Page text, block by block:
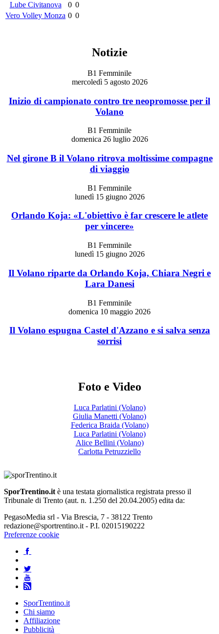
Lube Civitanova 0 0
Vero Volley Monza 0 0
Notizie
B1 Femminile
mercoledì 5 agosto 2026
Inizio di campionato contro tre neopromosse per il
Volano
B1 Femminile
domenica 26 luglio 2026
Nel girone B il Volano ritrova moltissime compagne
di viaggio
B1 Femminile
lunedì 15 giugno 2026
Orlando Koja: «L'obiettivo è far crescere le atlete
per vincere»
B1 Femminile
lunedì 15 giugno 2026
Il Volano riparte da Orlando Koja, Chiara Negri e
Lara Danesi
B1 Femminile
domenica 10 maggio 2026
Il Volano espugna Castel d'Azzano e si salva senza
sorrisi
Foto e Video
Luca Parlatini (Volano)
Giulia Manetti (Volano)
Federica Braida (Volano)
Luca Parlatini (Volano)
Alice Bellini (Volano)
Carlotta Petruzziello
SporTrentino.it è una testata giornalistica registrata presso il
Tribunale di Trento (aut. n. 1.250 del 20.04.2005) edita da:
PegasoMedia srl - Via Brescia, 7 - 38122 Trento
redazione@sportrentino.it - P.I. 02015190222
Preferenze cookie
SporTrentino.it
Chi siamo
Affiliazione
Pubblicità